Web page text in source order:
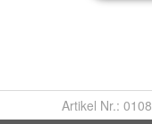
Artikel Nr.: